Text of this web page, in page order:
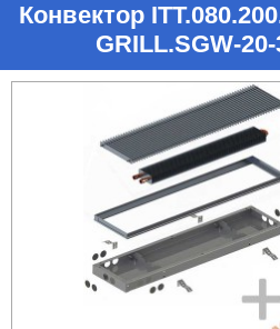
Конвектор
GRILL.SGW-